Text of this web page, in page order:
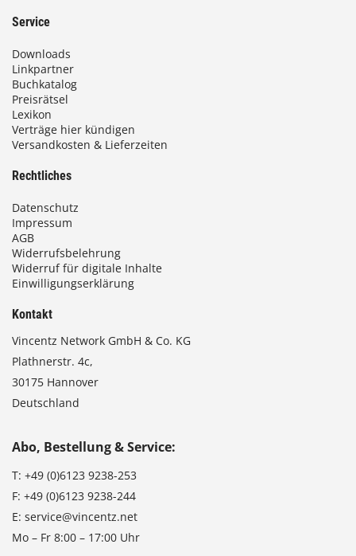
Service
Downloads
Linkpartner
Buchkatalog
Preisrätsel
Lexikon
Verträge hier kündigen
Versandkosten & Lieferzeiten
Rechtliches
Datenschutz
Impressum
AGB
Widerrufsbelehrung
Widerruf für digitale Inhalte
Einwilligungserklärung
Kontakt
Vincentz Network GmbH & Co. KG
Plathnerstr. 4c,
30175 Hannover
Deutschland
Abo, Bestellung & Service:
T: +49 (0)6123 9238-253
F: +49 (0)6123 9238-244
E: service@vincentz.net
Mo – Fr 8:00 – 17:00 Uhr